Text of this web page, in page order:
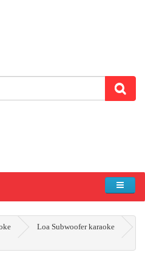
Loa Subwoofer karaoke